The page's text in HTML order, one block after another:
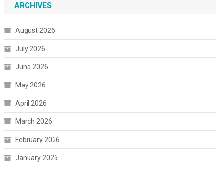
ARCHIVES
August 2026
July 2026
June 2026
May 2026
April 2026
March 2026
February 2026
January 2026